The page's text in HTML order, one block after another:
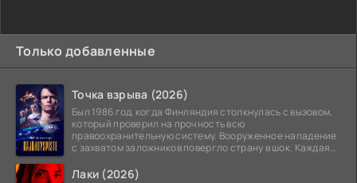
Только добавленные
Точка взрыва (2026)
Был 1986 год, когда Финляндия столкнулась с вызовом,
который проверил на прочность всю
правоохранительную систему. Вооруженное нападение
с захватом заложников повергло страну в шок. Каждая
Лаки (2026)